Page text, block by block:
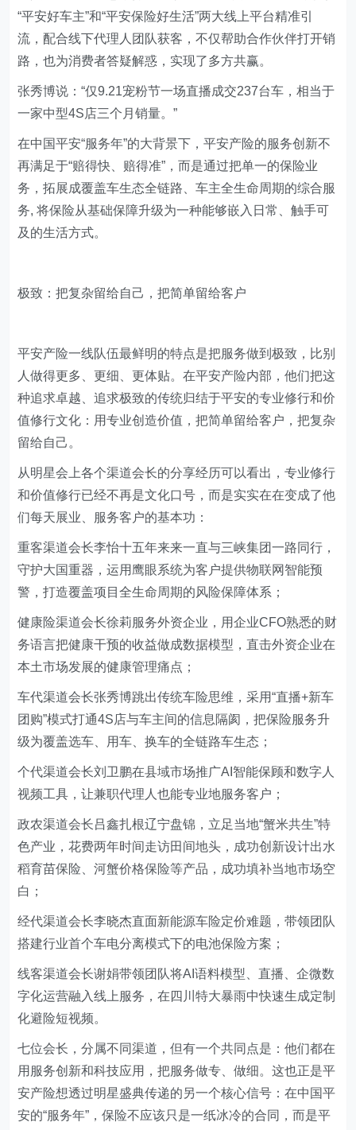
“平安好车主”和“平安保险好生活”两大线上平台精准引
流，配合线下代理人团队获客，不仅帮助合作伙伴打开销
路，也为消费者答疑解惑，实现了多方共赢。
张秀博说：“仅9.21宠粉节一场直播成交237台车，相当于
一家中型4S店三个月销量。”
在中国平安“服务年”的大背景下，平安产险的服务创新不
再满足于“赔得快、赔得准”，而是通过把单一的保险业
务，拓展成覆盖车生态全链路、车主全生命周期的综合服
务, 将保险从基础保障升级为一种能够嵌入日常、触手可
及的生活方式。
极致：把复杂留给自己，把简单留给客户
平安产险一线队伍最鲜明的特点是把服务做到极致，比别
人做得更多、更细、更体贴。在平安产险内部，他们把这
种追求卓越、追求极致的传统归结于平安的专业修行和价
值修行文化：用专业创造价值，把简单留给客户，把复杂
留给自己。
从明星会上各个渠道会长的分享经历可以看出，专业修行
和价值修行已经不再是文化口号，而是实实在在变成了他
们每天展业、服务客户的基本功：
重客渠道会长李怡十五年来来一直与三峡集团一路同行，
守护大国重器，运用鹰眼系统为客户提供物联网智能预
警，打造覆盖项目全生命周期的风险保障体系；
健康险渠道会长徐莉服务外资企业，用企业CFO熟悉的财
务语言把健康干预的收益做成数据模型，直击外资企业在
本土市场发展的健康管理痛点；
车代渠道会长张秀博跳出传统车险思维，采用“直播+新车
团购”模式打通4S店与车主间的信息隔阂，把保险服务升
级为覆盖选车、用车、换车的全链路车生态；
个代渠道会长刘卫鹏在县域市场推广AI智能保顾和数字人
视频工具，让兼职代理人也能专业地服务客户；
政农渠道会长吕鑫扎根辽宁盘锦，立足当地“蟹米共生”特
色产业，花费两年时间走访田间地头，成功创新设计出水
稻育苗保险、河蟹价格保险等产品，成功填补当地市场空
白；
经代渠道会长李晓杰直面新能源车险定价难题，带领团队
搭建行业首个车电分离模式下的电池保险方案；
线客渠道会长谢娟带领团队将AI语料模型、直播、企微数
字化运营融入线上服务，在四川特大暴雨中快速生成定制
化避险短视频。
七位会长，分属不同渠道，但有一个共同点是：他们都在
用服务创新和科技应用，把服务做专、做细。这也正是平
安产险想透过明星盛典传递的另一个核心信号：在中国平
安的“服务年”，保险不应该只是一纸冰冷的合同，而是平